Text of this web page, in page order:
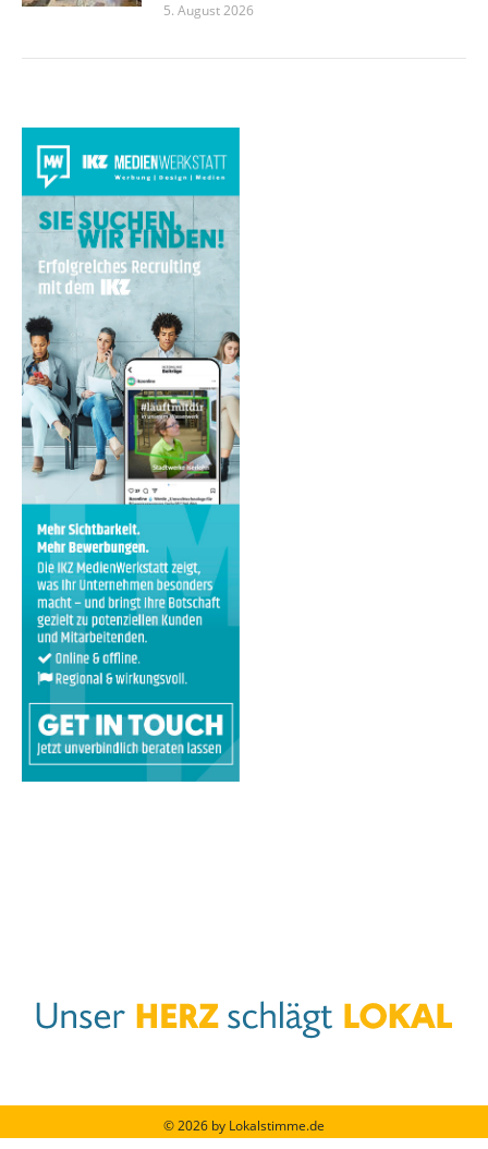
5. August 2026
© 2026 by Lokalstimme.de
Werbung schalten|Impressum|Barrierefreiheit|